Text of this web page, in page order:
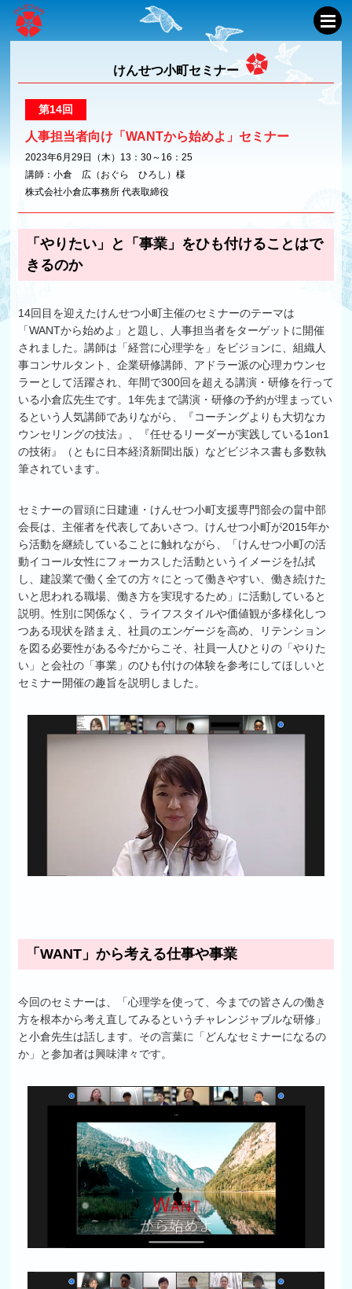
けんせつ小町セミナー
第14回
人事担当者向け「WANTから始めよ」セミナー
2023年6月29日（木）13：30～16：25
講師：小倉 広（おぐら ひろし）様
株式会社小倉広事務所 代表取締役
「やりたい」と「事業」をひも付けることはで
きるのか
14回目を迎えたけんせつ小町主催のセミナーのテーマは
「WANTから始めよ」と題し、人事担当者をターゲットに開催
されました。講師は「経営に心理学を」をビジョンに、組織人
事コンサルタント、企業研修講師、アドラー派の心理カウンセ
ラーとして活躍され、年間で300回を超える講演・研修を行って
いる小倉広先生です。1年先まで講演・研修の予約が埋まってい
るという人気講師でありながら、『コーチングよりも大切なカ
ウンセリングの技法』、『任せるリーダーが実践している1on1
の技術』（ともに日本経済新聞出版）などビジネス書も多数執
筆されています。
セミナーの冒頭に日建連・けんせつ小町支援専門部会の畠中部
会長は、主催者を代表してあいさつ。けんせつ小町が2015年か
ら活動を継続していることに触れながら、「けんせつ小町の活
動イコール女性にフォーカスした活動というイメージを払拭
し、建設業で働く全ての方々にとって働きやすい、働き続けた
いと思われる職場、働き方を実現するため」に活動していると
説明。性別に関係なく、ライフスタイルや価値観が多様化しつ
つある現状を踏まえ、社員のエンゲージを高め、リテンション
を図る必要性がある今だからこそ、社員一人ひとりの「やりた
い」と会社の「事業」のひも付けの体験を参考にしてほしいと
セミナー開催の趣旨を説明しました。
「WANT」から考える仕事や事業
今回のセミナーは、「心理学を使って、今までの皆さんの働き
方を根本から考え直してみるというチャレンジャブルな研修」
と小倉先生は話します。その言葉に「どんなセミナーになるの
か」と参加者は興味津々です。